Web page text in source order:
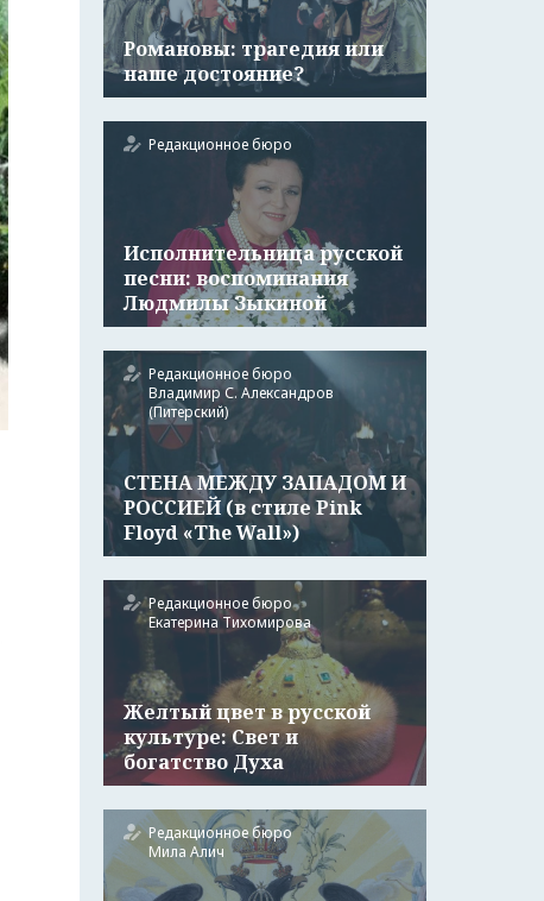
Романовы: трагедия или
наше достояние?
Редакционное бюро
Исполнительница русской
песни: воспоминания
Людмилы Зыкиной
Редакционное бюро
Владимир С. Александров
(Питерский)
СТЕНА МЕЖДУ ЗАПАДОМ И
РОССИЕЙ (в стиле Pink
Floyd «The Wall»)
Редакционное бюро
Екатерина Тихомирова
Желтый цвет в русской
культуре: Свет и
богатство Духа
Редакционное бюро
Мила Алич